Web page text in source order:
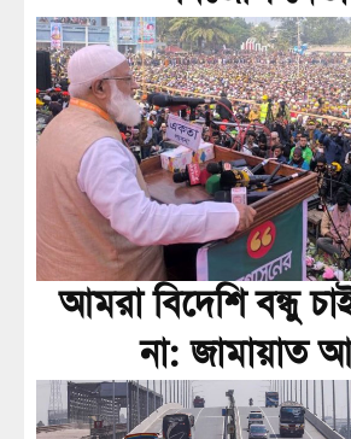
আমরা বিদেশি বন্ধু
না: জামায়াত